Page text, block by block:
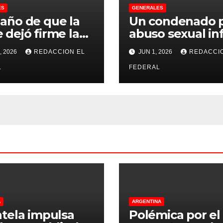
de que la
dejó firme la
la Justicia
pudo
ni un
CFK
2026 REDACCION EL
GENERALES
Un condenado
abuso sexual
se recibió de
psicopedagogo
dentro del
Penitenciario
JUN 1, 2026
FEDERAL
impulsa
ARGENTINA
Polémica por el